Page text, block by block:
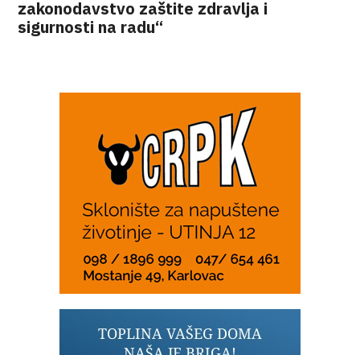
zakonodavstvo zaštite zdravlja i
sigurnosti na radu“